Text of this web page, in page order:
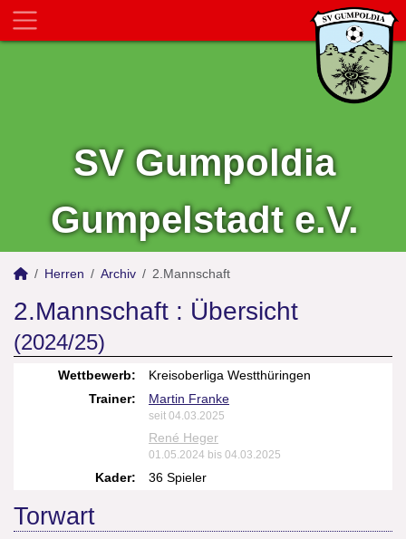
SV Gumpoldia
Gumpelstadt e.V.
Herren Archiv 2.Mannschaft
2.Mannschaft : Übersicht
(2024/25)
Wettbewerb:
Kreisoberliga Westthüringen
Trainer:
Martin Franke
seit 04.03.2025
René Heger
01.05.2024 bis 04.03.2025
Kader: 36 Spieler
Torwart